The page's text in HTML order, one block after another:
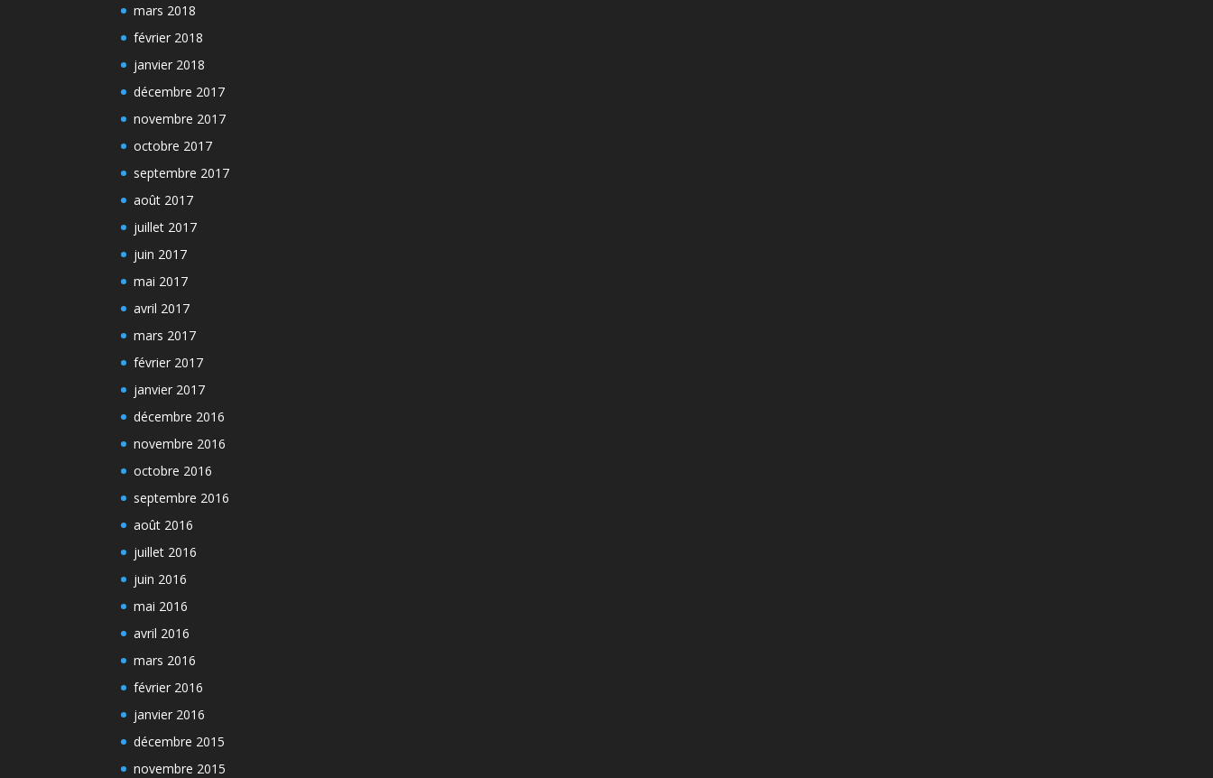
mars 2018
février 2018
janvier 2018
décembre 2017
novembre 2017
octobre 2017
septembre 2017
août 2017
juillet 2017
juin 2017
mai 2017
avril 2017
mars 2017
février 2017
janvier 2017
décembre 2016
novembre 2016
octobre 2016
septembre 2016
août 2016
juillet 2016
juin 2016
mai 2016
avril 2016
mars 2016
février 2016
janvier 2016
décembre 2015
novembre 2015